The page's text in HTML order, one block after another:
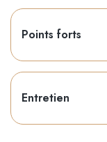
Points forts
Surface en
Entretien